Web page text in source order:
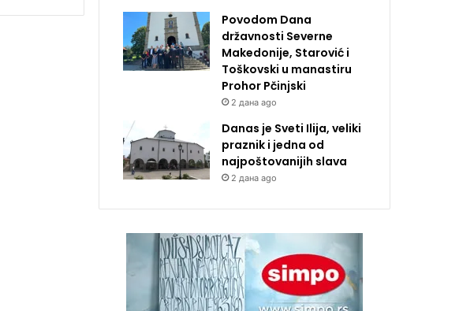
Povodom Dana
državnosti Severne
Makedonije, Starović i
Toškovski u manastiru
Prohor Pčinjski
2 дана ago
Danas je Sveti Ilija, veliki
praznik i jedna od
najpoštovanijih slava
2 дана ago